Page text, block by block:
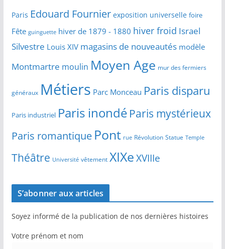
Paris Edouard Fournier exposition universelle foire
Fête guinguette hiver de 1879 - 1880 hiver froid Israel
Silvestre Louis XIV magasins de nouveautés modèle
Montmartre moulin Moyen Age mur des fermiers
généraux Métiers Parc Monceau Paris disparu
Paris industriel Paris inondé Paris mystérieux
Paris romantique Pont rue Révolution Statue Temple
Théâtre Université vêtement XIXeXVIIIe
S’abonner aux articles
Soyez informé de la publication de nos dernières histoires
Votre prénom et nom